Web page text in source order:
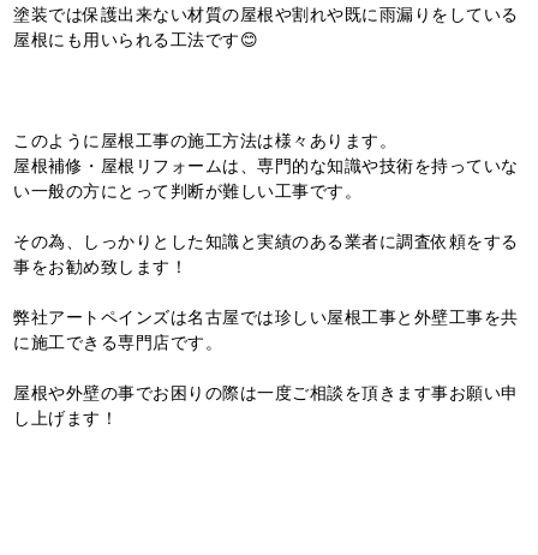
塗装では保護出来ない材質の屋根や割れや既に雨漏りをしている
屋根にも用いられる工法です😊
このように屋根工事の施工方法は様々あります。
屋根補修・屋根リフォームは、専門的な知識や技術を持っていな
い一般の方にとって判断が難しい工事です。
その為、しっかりとした知識と実績のある業者に調査依頼をする
事をお勧め致します！
弊社アートペインズは名古屋では珍しい屋根工事と外壁工事を共
に施工できる専門店です。
屋根や外壁の事でお困りの際は一度ご相談を頂きます事お願い申
し上げます！